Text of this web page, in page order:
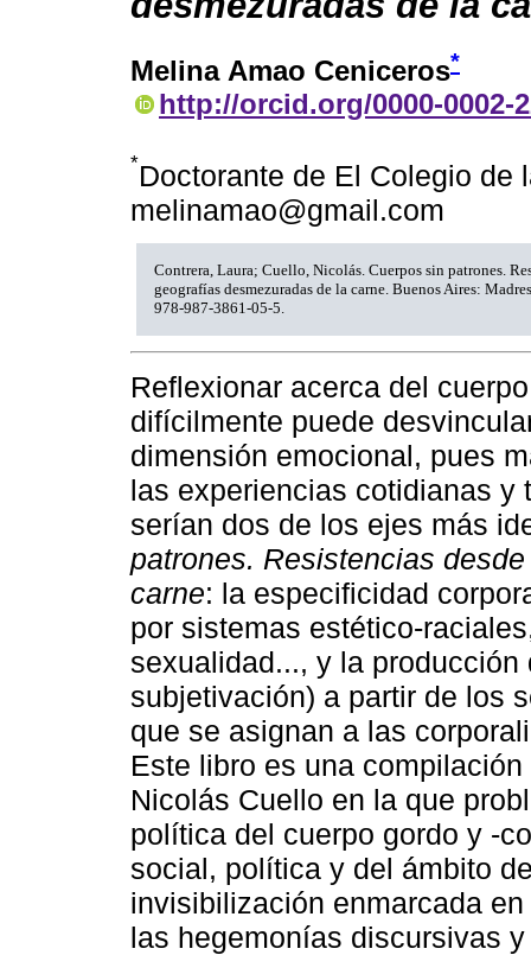
Melina Amao Ceniceros*
http://orcid.org/0000-0002-
*Doctorante de El Colegio de
melinamao@gmail.com
Contrera, Laura; Cuello, Nicolás. Cuerpos sin patrones.
geografías desmezuradas de la carne. Buenos Aires:
978-987-3861-05-5.
Reflexionar acerca del
difícilmente puede
dimensión emocional, pues
las experiencias cotidianas y
serían dos de los ejes más
patrones. Resistencias
carne: la especificidad
por sistemas estético-
sexualidad..., y la
subjetivación) a partir de los
que se asignan a las
Este libro es una
Nicolás Cuello en la que
política del cuerpo gordo y -
social, política y del ámbito
invisibilización enmarcada
las hegemonías discursivas